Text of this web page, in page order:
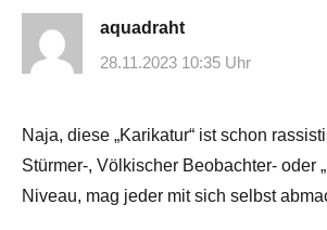
aquadraht
28.11.2023 10:35 Uhr
Naja, diese „Karikatur“ ist schon
Stürmer-, Völkischer Beobachter- oder
Niveau, mag jeder mit sich selbst